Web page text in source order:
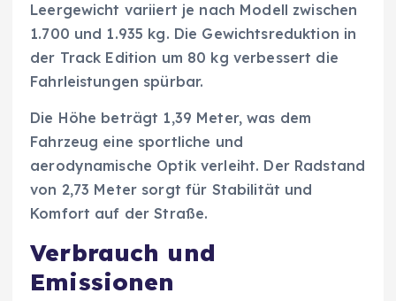
Leergewicht variiert je nach Modell zwischen
1.700 und 1.935 kg. Die Gewichtsreduktion in
der Track Edition um 80 kg verbessert die
Fahrleistungen spürbar.
Die Höhe beträgt 1,39 Meter, was dem
Fahrzeug eine sportliche und
aerodynamische Optik verleiht. Der Radstand
von 2,73 Meter sorgt für Stabilität und
Komfort auf der Straße.
Verbrauch und
Emissionen